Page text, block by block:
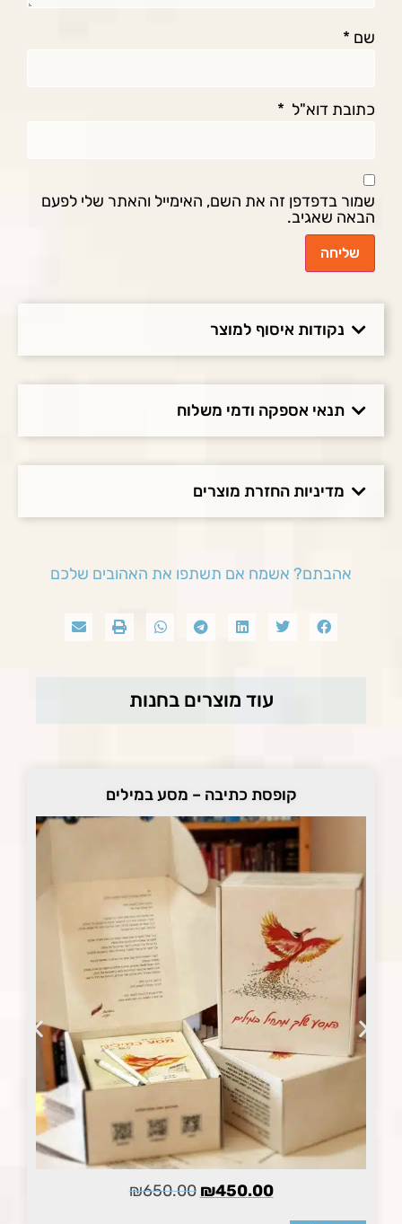
שם *
כתובת דוא"ל *
שמור בדפדפן זה את השם, האימייל והאתר שלי לפעם
הבאה שאגיב.
נקודות איסוף למוצר
תנאי אספקה ודמי משלוח
מדיניות החזרת מוצרים
אהבתם? אשמח אם תשתפו את האהובים שלכם
עוד מוצרים בחנות
קופסת כתיבה – מסע במילים
₪650.00 ₪450.00